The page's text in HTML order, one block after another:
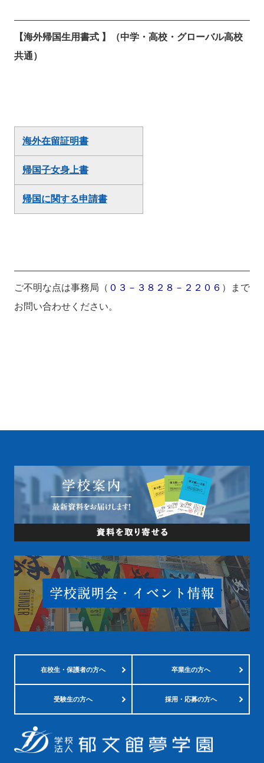
【海外帰国生用書式 】（中学・高校・グローバル高校
共通）
海外在留証明書
帰国子女身上書
帰国に関する申請書
ご不明な点は事務局（ ０３－３８２８－２２０６ ）まで
お問い合わせください。
在校生・保護者の方へ 卒業生の方へ
受験生の方へ 採用・応募の方へ